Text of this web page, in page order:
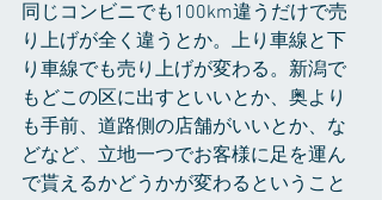
同じコンビニでも100km違うだけで売
り上げが全く違うとか。上り車線と下
り車線でも売り上げが変わる。新潟で
もどこの区に出すといいとか、奥より
も手前、道路側の店舗がいいとか、な
どなど、立地一つでお客様に足を運ん
で貰えるかどうかが変わるということ